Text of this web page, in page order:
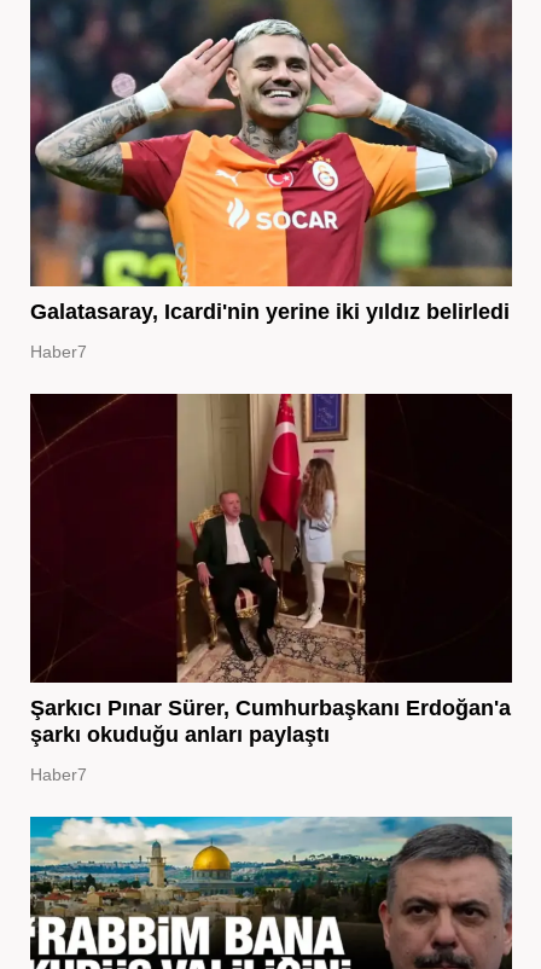
Galatasaray, Icardi'nin yerine iki yıldız belirledi
Haber7
Şarkıcı Pınar Sürer, Cumhurbaşkanı Erdoğan'a
şarkı okuduğu anları paylaştı
Haber7